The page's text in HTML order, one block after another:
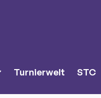
Turnierwelt STC